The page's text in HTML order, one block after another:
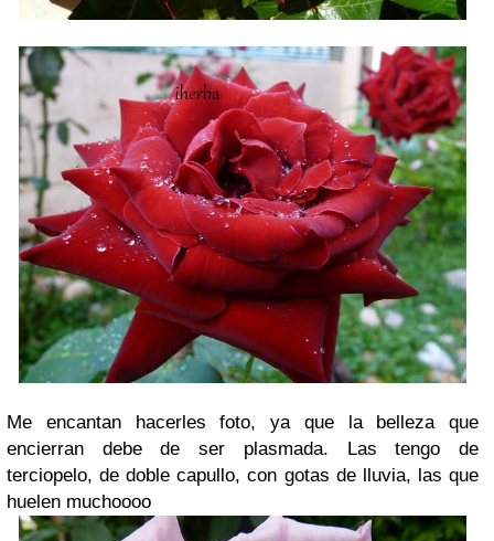
Me encantan hacerles foto, ya que la belleza que
encierran debe de ser plasmada. Las tengo de
terciopelo, de doble capullo, con gotas de lluvia, las que
huelen muchoooo